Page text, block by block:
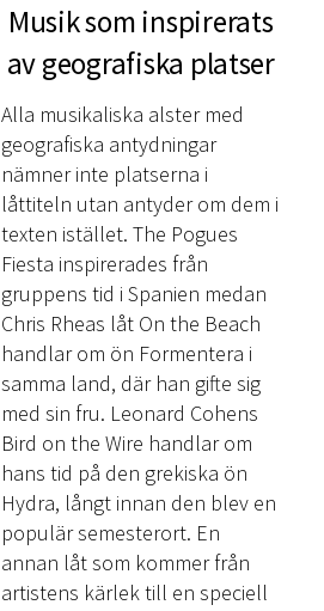
Musik som inspirerats
av geografiska platser
Alla musikaliska alster med
geografiska antydningar
nämner inte platserna i
låttiteln utan antyder om dem i
texten istället. The Pogues
Fiesta inspirerades från
gruppens tid i Spanien medan
Chris Rheas låt On the Beach
handlar om ön Formentera i
samma land, där han gifte sig
med sin fru. Leonard Cohens
Bird on the Wire handlar om
hans tid på den grekiska ön
Hydra, långt innan den blev en
populär semesterort. En
annan låt som kommer från
artistens kärlek till en speciell